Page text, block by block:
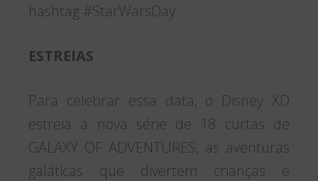
hashtag #StarWarsDay.
ESTREIAS
Para celebrar essa data, o Disney XD
estreia a nova série de 18 curtas de
GALAXY OF ADVENTURES, as aventuras
galáticas que divertem crianças e